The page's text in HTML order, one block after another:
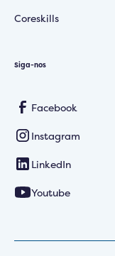
Coreskills
Siga-nos
Facebook
Instagram
LinkedIn
Youtube